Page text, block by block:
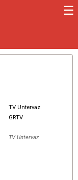
☰
TV Untervaz
GRTV
TV Untervaz